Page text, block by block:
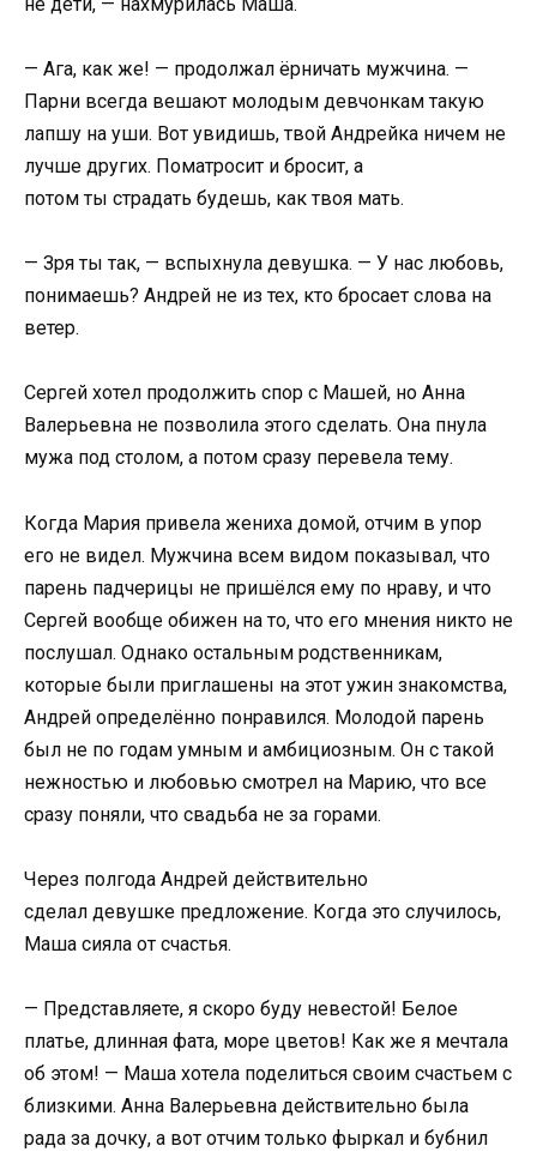
— Ага, как же! — продолжал ёрничать мужчина. —
Парни всегда вешают молодым девчонкам такую
лапшу на уши. Вот увидишь, твой Андрейка ничем не
лучше других. Поматросит и бросит, а
потом ты страдать будешь, как твоя мать.
— Зря ты так, — вспыхнула девушка. — У нас любовь,
понимаешь? Андрей не из тех, кто бросает слова на
ветер.
Сергей хотел продолжить спор с Машей, но Анна
Валерьевна не позволила этого сделать. Она пнула
мужа под столом, а потом сразу перевела тему.
Когда Мария привела жениха домой, отчим в упор
его не видел. Мужчина всем видом показывал, что
парень падчерицы не пришёлся ему по нраву, и что
Сергей вообще обижен на то, что его мнения никто не
послушал. Однако остальным родственникам,
которые были приглашены на этот ужин знакомства,
Андрей определённо понравился. Молодой парень
был не по годам умным и амбициозным. Он с такой
нежностью и любовью смотрел на Марию, что все
сразу поняли, что свадьба не за горами.
Через полгода Андрей действительно
сделал девушке предложение. Когда это случилось,
Маша сияла от счастья.
— Представляете, я скоро буду невестой! Белое
платье, длинная фата, море цветов! Как же я мечтала
об этом! — Маша хотела поделиться своим счастьем с
близкими. Анна Валерьевна действительно была
рада за дочку, а вот отчим только фыркал и бубнил